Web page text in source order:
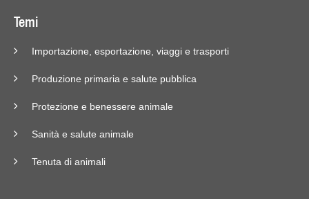
Temi
Importazione, esportazione, viaggi e trasporti
Produzione primaria e salute pubblica
Protezione e benessere animale
Sanità e salute animale
Tenuta di animali